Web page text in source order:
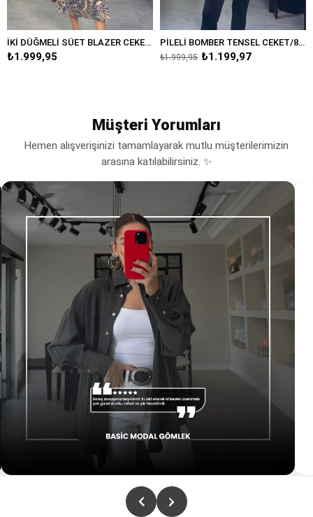
İKİ DÜĞMELİ SÜET BLAZER CEKET/8231 PİLELİ BOMBER TENSEL CEKET/8232
₺1.199,97 ₺1.999,95
Müşteri Yorumları
Hemen alışverişinizi tamamlayarak mutlu müşterilerimizin
arasına katılabilirsiniz. ✨